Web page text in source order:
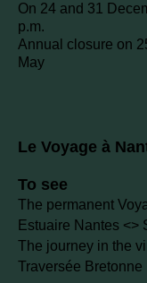
On 24 and 31
p.m.
Annual closure on
May
Le Voyage à
To see
The permanent
Estuaire Nantes <>
The journey in the
Traversée Bretonne